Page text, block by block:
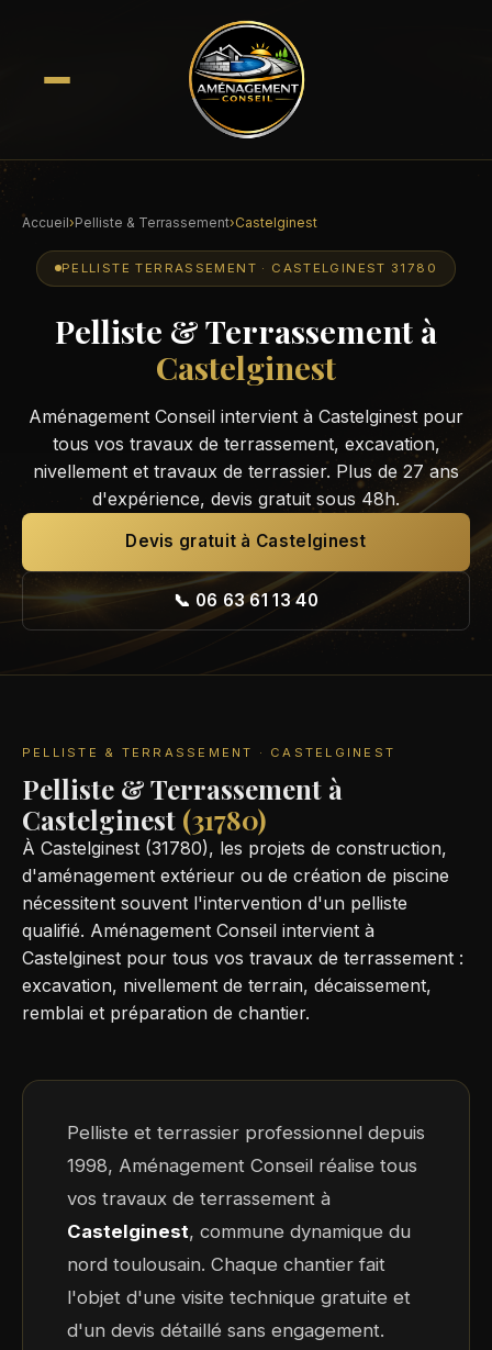
Accueil›Pelliste & Terrassement›Castelginest
PELLISTE TERRASSEMENT · CASTELGINEST 31780
Pelliste & Terrassement à
Castelginest
Aménagement Conseil intervient à Castelginest pour
tous vos travaux de terrassement, excavation,
nivellement et travaux de terrassier. Plus de 27 ans
d'expérience, devis gratuit sous 48h.
Devis gratuit à Castelginest
📞 06 63 61 13 40
PELLISTE & TERRASSEMENT · CASTELGINEST
Pelliste & Terrassement à
Castelginest (31780)
À Castelginest (31780), les projets de construction,
d'aménagement extérieur ou de création de piscine
nécessitent souvent l'intervention d'un pelliste
qualifié. Aménagement Conseil intervient à
Castelginest pour tous vos travaux de terrassement :
excavation, nivellement de terrain, décaissement,
remblai et préparation de chantier.
Pelliste et terrassier professionnel depuis
1998, Aménagement Conseil réalise tous
vos travaux de terrassement à
Castelginest, commune dynamique du
nord toulousain. Chaque chantier fait
l'objet d'une visite technique gratuite et
d'un devis détaillé sans engagement.